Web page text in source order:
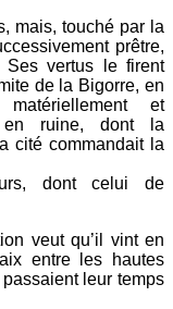
mais, touché par la
prêtre,
Ses vertus le firent
de la Bigorre, en
et
en ruine, dont la
cité commandait la
dont celui de
veut qu’il vint en
entre les hautes
leur temps